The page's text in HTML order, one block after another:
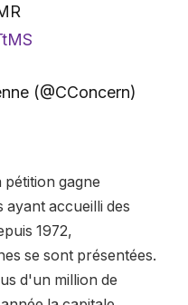
(@CConcern)
gagne
accueilli des
1972,
se sont présentées.
d'un million de